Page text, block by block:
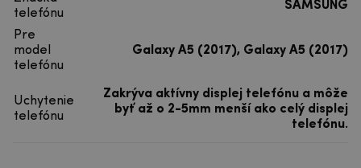
telefónu
SAMSUNG
Pre
model
telefónu
Galaxy A5 (2017), Galaxy A5 (2017)
Uchytenie
telefónu
Zakrýva aktívny displej telefónu a môže
byť až o 2-5mm menší ako celý displej
telefónu.